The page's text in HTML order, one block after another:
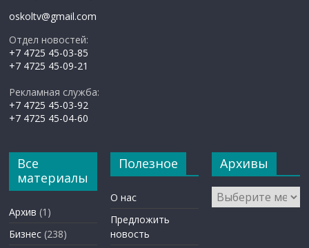
oskoltv@gmail.com
Отдел новостей:
+7 4725 45-03-85
+7 4725 45-09-21
Рекламная служба:
+7 4725 45-03-92
+7 4725 45-04-60
Все
материалы
Архив (1)
Бизнес (238)
Полезное
О нас
Предложить
новость
Архивы
Архивы